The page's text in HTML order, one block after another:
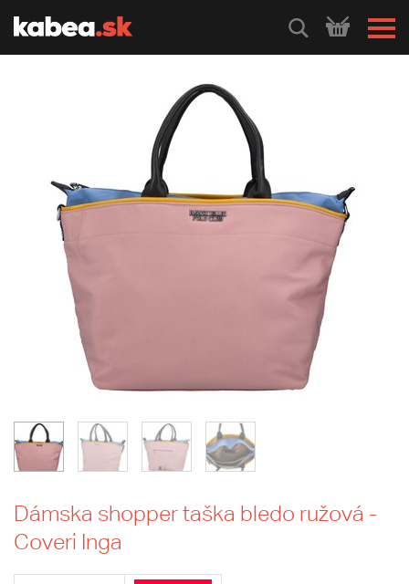
HLEDEJ
Dámska shopper taška bledo ružová -
Coveri Inga